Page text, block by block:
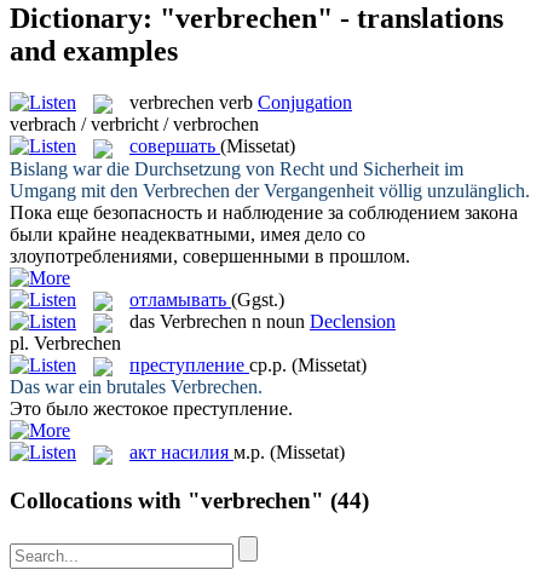
Dictionary: "verbrechen" - translations
and examples
verbrechen verb Conjugation
verbrach / verbricht / verbrochen
совершать (Missetat)
Bislang war die Durchsetzung von Recht und Sicherheit im
Umgang mit den Verbrechen der Vergangenheit völlig unzulänglich.
Пока еще безопасность и наблюдение за соблюдением закона
были крайне неадекватными, имея дело со
злоупотреблениями, совершенными в прошлом.
отламывать (Ggst.)
das Verbrechen n noun Declension
pl. Verbrechen
преступление ср.р. (Missetat)
Das war ein brutales Verbrechen.
Это было жестокое преступление.
акт насилия м.р. (Missetat)
Collocations with "verbrechen" (44)